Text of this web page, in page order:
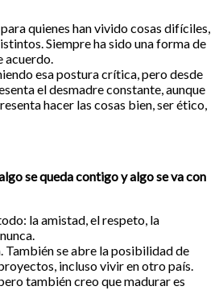
quienes han vivido cosas difíciles,
Siempre ha sido una forma de
acuerdo.
esa postura crítica, pero desde
el desmadre constante, aunque
hacer las cosas bien, ser ético,
se queda contigo y algo se va con
la amistad, el respeto, la
También se abre la posibilidad de
incluso vivir en otro país.
también creo que madurar es